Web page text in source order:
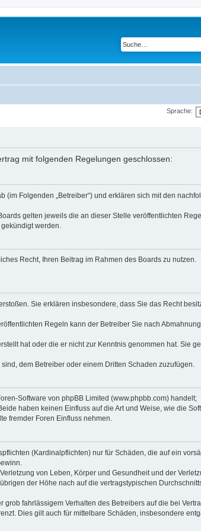
Sprache:
mit folgenden Regelungen geschlossen:
(im Folgenden „Betreiber“) und erklären sich mit den
gelten jeweils die an dieser Stelle veröffentlichten
werden.
Recht, Ihren Beitrag im Rahmen des Boards zu nutzen.
Sie erklären insbesondere, dass Sie das Recht
Regeln kann der Betreiber Sie nach
hat oder die er nicht zur Kenntnis genommen hat. Sie
dem Betreiber oder einem Dritten Schaden zuzufügen.
Software von phpBB Limited (www.phpbb.com) handelt;
haben keinen Einfluss auf die Art und Weise, wie die
fremder Foren Einfluss nehmen.
(Kardinalpflichten) nur für Schäden, die auf ein
von Leben, Körper und Gesundheit und der
der Höhe nach auf die vertragstypischen
fahrlässigem Verhalten des Betreibers auf die bei
Dies gilt auch für mittelbare Schäden, insbesondere